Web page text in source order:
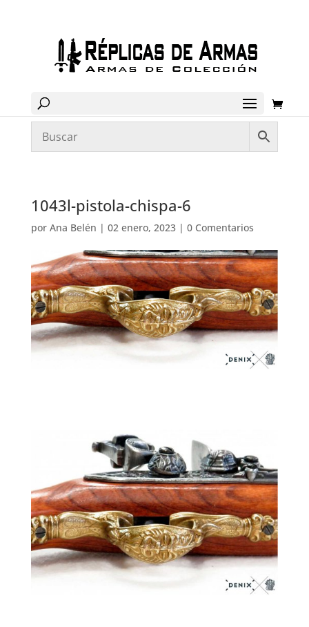
1043l-pistola-chispa-6
por Ana Belén | 02 enero, 2023| 0 Comentarios